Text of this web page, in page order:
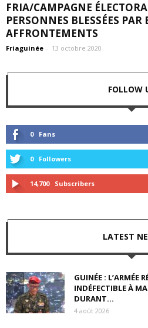
FRIA/CAMPAGNE
PERSONNES BLESSÉES
AFFRONTEMENTS
Friaguinée - 13 octobre 2020
FOLLOW
0 Fans
0 Followers
14,700 Subscribers
LATEST
GUINÉE : L’ARMÉE
INDÉFECTIBLE À
DURANT...
4 août 2026